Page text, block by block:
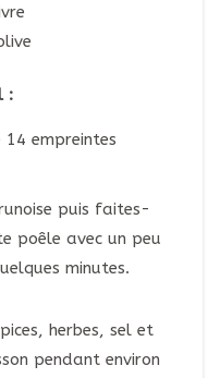
:
empreintes
puis faites-
poêle avec un peu
minutes.
herbes, sel et
pendant environ